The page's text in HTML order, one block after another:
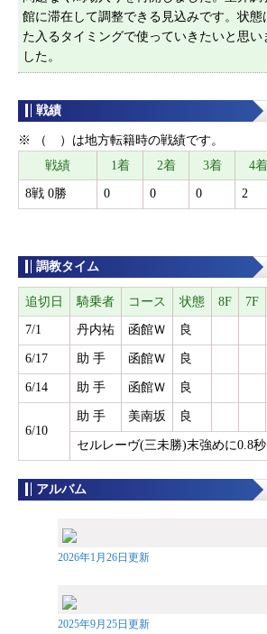
館に滞在して調整できる見込みです。状態
た入るタイミングで使っていきたいと思い
した。
戦績
※ （ ）は地方転籍時の戦績です。
戦績
1着 2着 3着 4着
8戦 0勝 0 0 0 2
調教タイム
追切日 騎乗者 コース 状態 8F 7F
7/1 丹内祐 函館Ｗ 良
6/17 助 手 函館Ｗ 良
6/14 助 手 函館Ｗ 良
6/10
助 手 美南坂 良
セルレーヴ(三未勝)末強めに0.8
アルバム
2026年1月26日更新
2025年9月25日更新